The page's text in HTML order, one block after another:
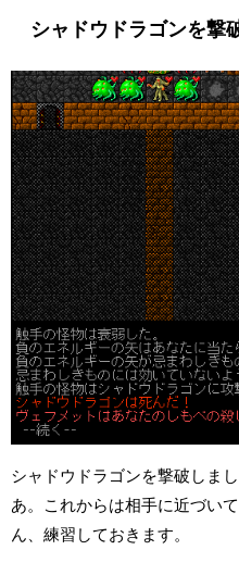
シャドウドラゴンを撃
シャドウドラゴンを撃破しま
あ。これからは相手に近づい
ん、練習しておきます。